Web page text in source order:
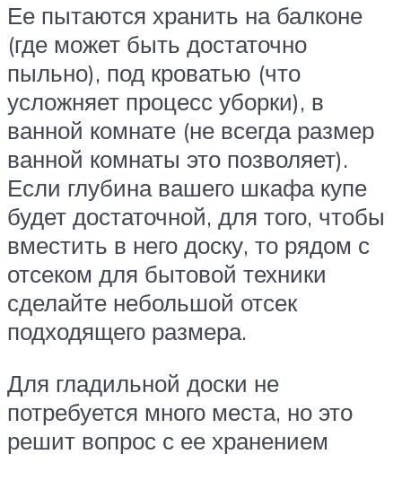
Ее пытаются хранить на балконе
(где может быть достаточно
пыльно), под кроватью (что
усложняет процесс уборки), в
ванной комнате (не всегда размер
ванной комнаты это позволяет).
Если глубина вашего шкафа купе
будет достаточной, для того, чтобы
вместить в него доску, то рядом с
отсеком для бытовой техники
сделайте небольшой отсек
подходящего размера.
Для гладильной доски не
потребуется много места, но это
решит вопрос с ее хранением